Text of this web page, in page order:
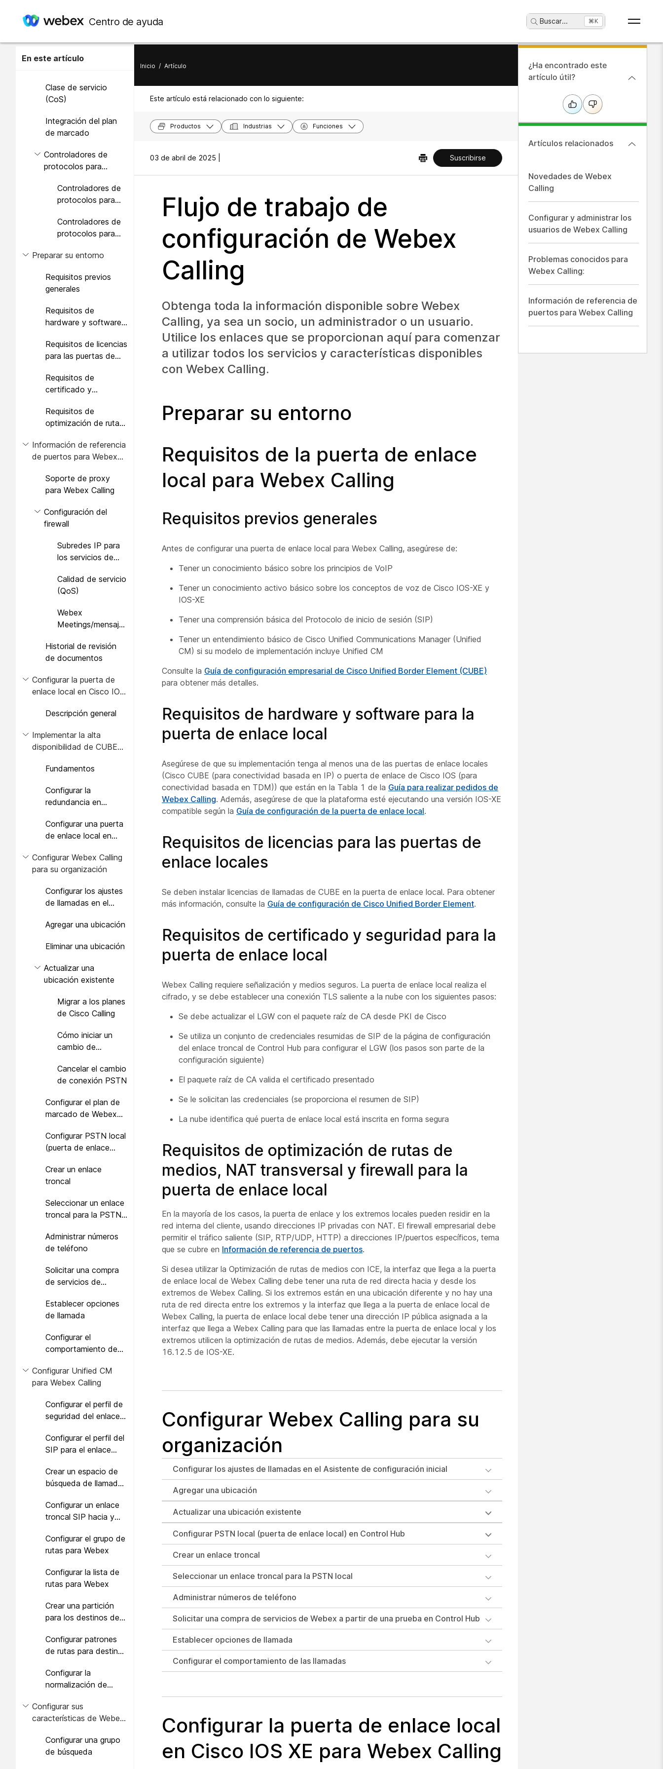
Centro de ayuda Buscar... ⌘K
En este artículo
PBX local
Implementaciones
enlace local con
PBX de Unified
Consideraciones
Clase de servicio
(CoS)
Integración del plan
de marcado
Controladores de
protocolos para
Controladores de
protocolos para
Controladores de
protocolos para
Preparar su entorno
Requisitos previos
generales
Requisitos de
hardware y software
enlace local
Requisitos de licencias
para las puertas de
Requisitos de
certificado y
puerta de enlace local
Requisitos de
optimización de rutas
transversal y firewall
para la puerta de
Información de referencia
de puertos para Webex
Soporte de proxy
para Webex Calling
Configuración del
firewall
Subredes IP para
los servicios de
Calidad de servicio
(QoS)
Webex
Meetings/mensajería
Historial de revisión
de documentos
Configurar la puerta de
enlace local en Cisco IOS
Descripción general
Implementar la alta
disponibilidad de CUBE
localFundamentos
Configurar la
redundancia en
Configurar una puerta
de enlace local en
Configurar Webex Calling
para su organización
Configurar los ajustes
de llamadas en el
configuración inicial
Agregar una ubicación
Eliminar una ubicación
Actualizar una
ubicación existente
Migrar a los planes
de Cisco Calling
Cómo iniciar un
cambio de
Cancelar el cambio
de conexión PSTN
Configurar el plan de
marcado de Webex
Configurar PSTN local
(puerta de enlace
Crear un enlace
troncal
Seleccionar un enlace
troncal para la PSTN
Administrar números
de teléfono
Solicitar una compra
de servicios de
prueba en Control Hub
Establecer opciones
de llamada
Configurar el
comportamiento de
Configurar Unified CM
para Webex Calling
Configurar el perfil de
seguridad del enlace
enlace troncal a la
puerta de enlace local
Configurar el perfil del
SIP para el enlace
de enlace local
Crear un espacio de
búsqueda de llamadas
Webex
Configurar un enlace
troncal SIP hacia y
Configurar el grupo de
rutas para Webex
Configurar la lista de
rutas para Webex
Crear una partición
para los destinos de
Configurar patrones
de rutas para destinos
Configurar la
normalización de
abreviada para Webex
Configurar sus
características de Webex
Configurar una grupo
de búsqueda
Inicio / Artículo
Este artículo está relacionado con lo siguiente:
Productos Industrias Funciones
03 de abril de 2025 | Suscribirse
Flujo de trabajo de
configuración de Webex
Calling
Obtenga toda la información disponible sobre Webex
Calling, ya sea un socio, un administrador o un usuario.
Utilice los enlaces que se proporcionan aquí para comenzar
a utilizar todos los servicios y características disponibles
con Webex Calling.
Preparar su entorno
Requisitos de la puerta de enlace
local para Webex Calling
Requisitos previos generales
Antes de configurar una puerta de enlace local para Webex Calling, asegúrese de:
Tener un conocimiento básico sobre los principios de VoIP
Tener un conocimiento activo básico sobre los conceptos de voz de Cisco IOS-XE y
IOS-XE
Tener una comprensión básica del Protocolo de inicio de sesión (SIP)
Tener un entendimiento básico de Cisco Unified Communications Manager (Unified
CM) si su modelo de implementación incluye Unified CM
Consulte la Guía de configuración empresarial de Cisco Unified Border Element (CUBE)
para obtener más detalles.
Requisitos de hardware y software para la
puerta de enlace local
Asegúrese de que su implementación tenga al menos una de las puertas de enlace locales
(Cisco CUBE (para conectividad basada en IP) o puerta de enlace de Cisco IOS (para
conectividad basada en TDM)) que están en la Tabla 1 de la Guía para realizar pedidos de
Webex Calling. Además, asegúrese de que la plataforma esté ejecutando una versión IOS-XE
compatible según la Guía de configuración de la puerta de enlace local.
Requisitos de licencias para las puertas de
enlace locales
Se deben instalar licencias de llamadas de CUBE en la puerta de enlace local. Para obtener
más información, consulte la Guía de configuración de Cisco Unified Border Element.
Requisitos de certificado y seguridad para la
puerta de enlace local
Webex Calling requiere señalización y medios seguros. La puerta de enlace local realiza el
cifrado, y se debe establecer una conexión TLS saliente a la nube con los siguientes pasos:
Se debe actualizar el LGW con el paquete raíz de CA desde PKI de Cisco
Se utiliza un conjunto de credenciales resumidas de SIP de la página de configuración
del enlace troncal de Control Hub para configurar el LGW (los pasos son parte de la
configuración siguiente)
El paquete raíz de CA valida el certificado presentado
Se le solicitan las credenciales (se proporciona el resumen de SIP)
La nube identifica qué puerta de enlace local está inscrita en forma segura
Requisitos de optimización de rutas de
medios, NAT transversal y firewall para la
puerta de enlace local
En la mayoría de los casos, la puerta de enlace y los extremos locales pueden residir en la
red interna del cliente, usando direcciones IP privadas con NAT. El firewall empresarial debe
permitir el tráfico saliente (SIP, RTP/UDP, HTTP) a direcciones IP/puertos específicos, tema
que se cubre en Información de referencia de puertos.
Si desea utilizar la Optimización de rutas de medios con ICE, la interfaz que llega a la puerta
de enlace local de Webex Calling debe tener una ruta de red directa hacia y desde los
extremos de Webex Calling. Si los extremos están en una ubicación diferente y no hay una
ruta de red directa entre los extremos y la interfaz que llega a la puerta de enlace local de
Webex Calling, la puerta de enlace local debe tener una dirección IP pública asignada a la
interfaz que llega a Webex Calling para que las llamadas entre la puerta de enlace local y los
extremos utilicen la optimización de rutas de medios. Además, debe ejecutar la versión
16.12.5 de IOS-XE.
Configurar Webex Calling para su
organización
Configurar los ajustes de llamadas en el Asistente de configuración inicial
Agregar una ubicación
Actualizar una ubicación existente
Configurar PSTN local (puerta de enlace local) en Control Hub
Crear un enlace troncal
Seleccionar un enlace troncal para la PSTN local
Administrar números de teléfono
Solicitar una compra de servicios de Webex a partir de una prueba en Control Hub
Establecer opciones de llamada
Configurar el comportamiento de las llamadas
Configurar la puerta de enlace local
en Cisco IOS XE para Webex Calling
¿Ha encontrado este
artículo útil?
Artículos relacionados
Novedades de Webex
Calling
Configurar y administrar los
usuarios de Webex Calling
Problemas conocidos para
Webex Calling:
Información de referencia de
puertos para Webex Calling